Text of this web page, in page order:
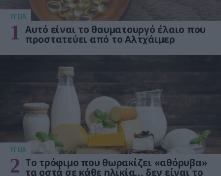
ΥΓΕΙΑ
1 Αυτό είναι το θαυματουργό έλαιο που
προστατεύει από το Αλτχάιμερ
ΥΓΕΙΑ
2 Το τρόφιμο που θωρακίζει «αθόρυβα»
τα οστά σε κάθε ηλικία… δεν είναι το